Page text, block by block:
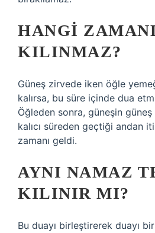
HANGI
KILINMAZ?
Güneş zirvede iken öğle
kalırsa, bu süre içinde dua
Öğleden sonra, güneşin güneş
kalıcı süreden geçtiği andan
zamanı geldi.
AYNI NAMAZ
KILINIR MI?
Bu duayı birleştirerek duayı